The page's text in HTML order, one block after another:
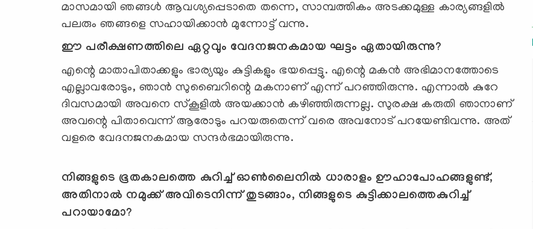
മാസമായി ഞങ്ങള്‍ ആവശ്യപ്പെടാതെ തന്നെ, സാമ്പത്തികം അടക്കമുള്ള കാര്യങ്ങളില്‍
പലരും ഞങ്ങളെ സഹായിക്കാന്‍ മുന്നോട്ട് വന്നു.
ഈ പരീക്ഷണത്തിലെ ഏറ്റവും വേദനജനകമായ ഘട്ടം ഏതായിരുന്നു?
എന്റെ മാതാപിതാക്കളും ഭാര്യയും കുട്ടികളും ഭയപ്പെട്ടു. എന്റെ മകന്‍ അഭിമാനത്തോടെ
എല്ലാവരോടും, ഞാന്‍ സുബൈറിന്റെ മകനാണ് എന്ന് പറഞ്ഞിരുന്നു. എന്നാല്‍ കുറേ
ദിവസമായി അവനെ സ്‌കൂളില്‍ അയക്കാന്‍ കഴിഞ്ഞിരുന്നല്ല. സുരക്ഷ കരുതി ഞാനാണ്
അവന്റെ പിതാവെന്ന് ആരോടും പറയരുതെന്ന് വരെ അവനോട് പറയേണ്ടിവന്നു. അത്
വളരെ വേദനജനകമായ സന്ദര്‍ഭമായിരുന്നു.
നിങ്ങളുടെ ഭൂതകാലത്തെ കുറിച്ച് ഓണ്‍ലൈനില്‍ ധാരാളം ഊഹാപോഹങ്ങളുണ്ട്,
അതിനാല്‍ നമുക്ക് അവിടെനിന്ന് തുടങ്ങാം, നിങ്ങളുടെ കുട്ടിക്കാലത്തെകുറിച്ച്
പറായാമോ?